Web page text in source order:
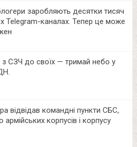
заробляють десятки тисяч
Telegram-каналах. Тепер це може
з СЗЧ до своїх — тримай небо у
відвідав командні пункти СБС,
армійських корпусів і корпусу